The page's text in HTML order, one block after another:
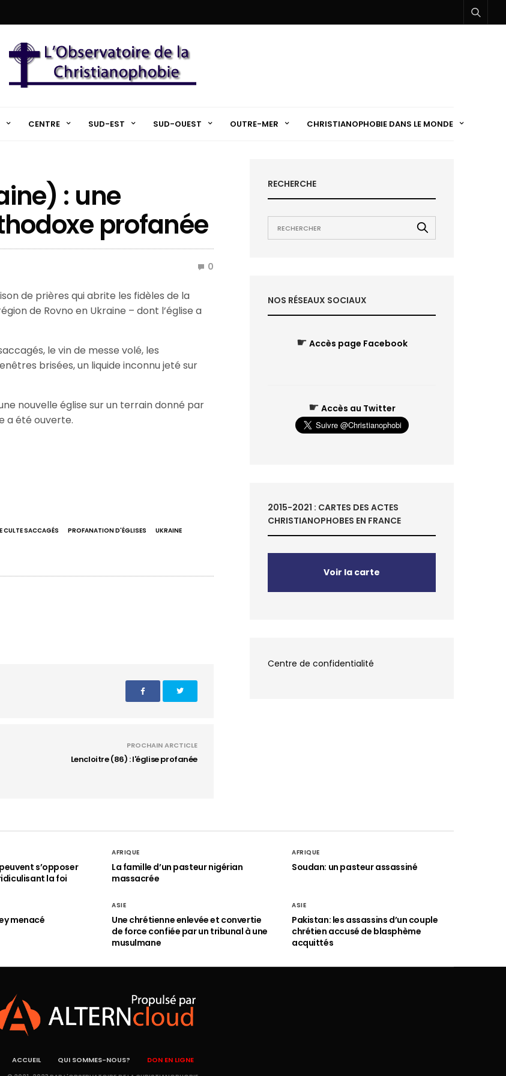
CENTRE SUD-EST SUD-OUEST OUTRE-MER CHRISTIANOPHOBIE DANS LE MONDE
: une
profanée
0
de prières qui abrite les fidèles de la
de Rovno en Ukraine – dont l’église a
le vin de messe volé, les
brisées, un liquide inconnu jeté sur
nouvelle église sur un terrain donné par
a été ouverte.
CULTE SACCAGÉS PROFANATION D'ÉGLISES
UKRAINE
PROCHAIN ARCTICLE
Lencloitre (86) : l'église profanée
RECHERCHE
NOS RÉSEAUX SOCIAUX
☛ Accès page Facebook
☛ Accès au Twitter
2015-2021 : CARTES DES ACTES
CHRISTIANOPHOBES EN FRANCE
Voir la carte
Centre de confidentialité
s’opposer
la foi
AFRIQUE
La famille d’un pasteur nigérian
massacrée
AFRIQUE
Soudan: un pasteur assassiné
menacé
ASIE
Une chrétienne enlevée et convertie
de force confiée par un tribunal à une
musulmane
ASIE
Pakistan: les assassins d’un couple
chrétien accusé de blasphème
acquittés
ACCUEIL QUI SOMMES-NOUS? DON EN LIGNE